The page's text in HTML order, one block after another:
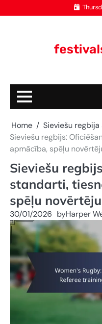
to
Home
Sieviešu
Sieviešu regbijs:
apmācība, spēļu
Sieviešu
standarti,
spēļu
30/01/2026 byHarper